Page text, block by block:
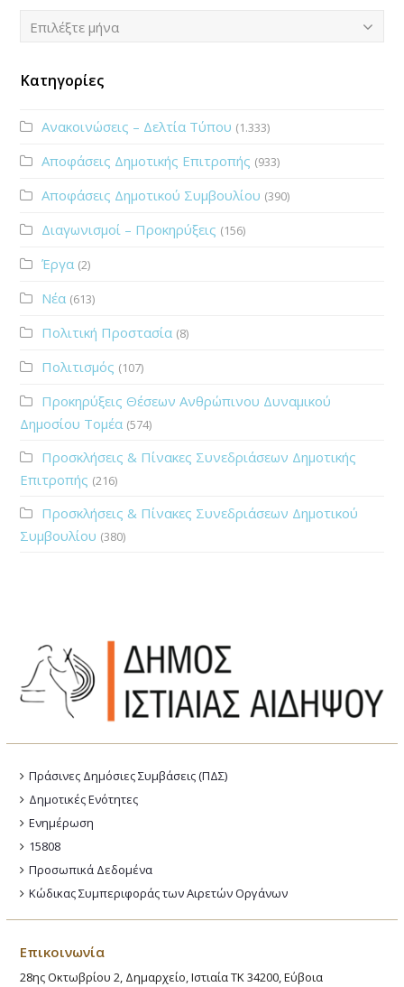
Ιστορικό
Επιλέξτε μήνα
Κατηγορίες
Ανακοινώσεις – Δελτία Τύπου (1.333)
Αποφάσεις Δημοτικής Επιτροπής (933)
Αποφάσεις Δημοτικού Συμβουλίου (390)
Διαγωνισμοί – Προκηρύξεις (156)
Έργα (2)
Νέα (613)
Πολιτική Προστασία (8)
Πολιτισμός (107)
Προκηρύξεις Θέσεων Ανθρώπινου Δυναμικού
Δημοσίου Τομέα (574)
Προσκλήσεις & Πίνακες Συνεδριάσεων Δημοτικής
Επιτροπής (216)
Προσκλήσεις & Πίνακες Συνεδριάσεων Δημοτικού
Συμβουλίου (380)
Πράσινες Δημόσιες Συμβάσεις (ΠΔΣ)
Δημοτικές Ενότητες
Ενημέρωση
15808
Προσωπικά Δεδομένα
Κώδικας Συμπεριφοράς των Αιρετών Οργάνων
Επικοινωνία
28ης Οκτωβρίου 2, Δημαρχείο, Ιστιαία ΤΚ 34200, Εύβοια